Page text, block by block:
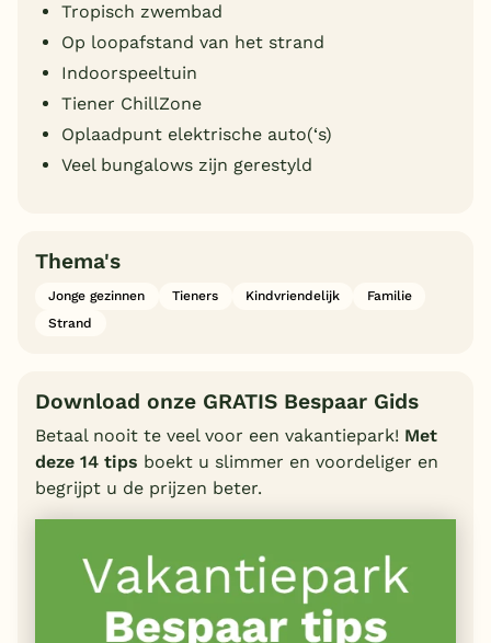
Tropisch zwembad
Op loopafstand van het strand
Indoorspeeltuin
Tiener ChillZone
Oplaadpunt elektrische auto(‘s)
Veel bungalows zijn gerestyld
Thema's
Jonge gezinnen Tieners Kindvriendelijk
Familie
Strand
Download onze GRATIS Bespaar Gids
Betaal nooit te veel voor een vakantiepark! Met
deze 14 tips boekt u slimmer en voordeliger en
begrijpt u de prijzen beter.